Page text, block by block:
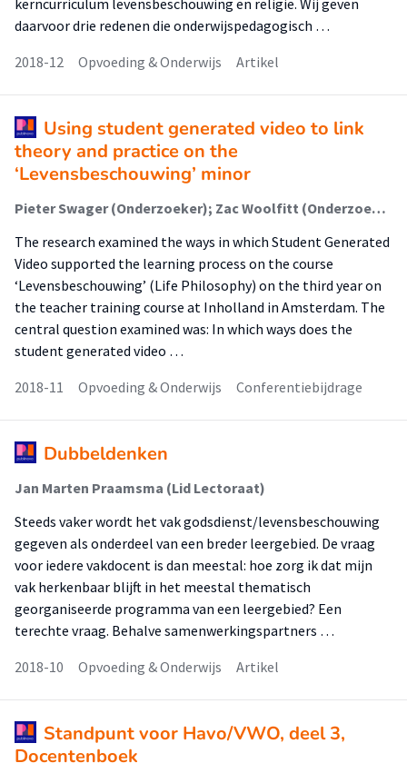
kerncurriculum levensbeschouwing en religie. Wij geven
daarvoor drie redenen die onderwijspedagogisch …
2018-12
Opvoeding & Onderwijs Artikel
Using student generated video to link
theory and practice on the
‘Levensbeschouwing’ minor
Pieter Swager (Onderzoeker); Zac Woolfitt (Onderzoeker)
The research examined the ways in which Student Generated
Video supported the learning process on the course
‘Levensbeschouwing’ (Life Philosophy) on the third year on
the teacher training course at Inholland in Amsterdam. The
central question examined was: In which ways does the
student generated video …
2018-11
Opvoeding & Onderwijs Conferentiebijdrage
Dubbeldenken
Jan Marten Praamsma (Lid Lectoraat)
Steeds vaker wordt het vak godsdienst/levensbeschouwing
gegeven als onderdeel van een breder leergebied. De vraag
voor iedere vakdocent is dan meestal: hoe zorg ik dat mijn
vak herkenbaar blijft in het meestal thematisch
georganiseerde programma van een leergebied? Een
terechte vraag. Behalve samenwerkingspartners …
2018-10
Opvoeding & Onderwijs Artikel
Standpunt voor Havo/VWO, deel 3,
Docentenboek